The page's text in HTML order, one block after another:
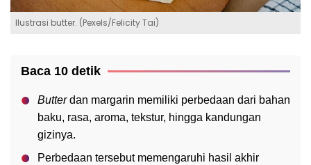
Ilustrasi butter. (Pexels/Felicity Tai)
Baca 10 detik
Butterdan margarin memiliki perbedaan dari bahan
baku, rasa, aroma, tekstur, hingga kandungan
gizinya.
Perbedaan tersebut memengaruhi hasil akhir